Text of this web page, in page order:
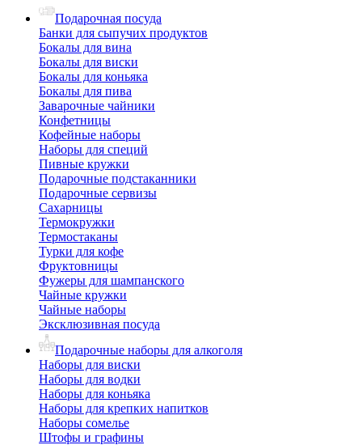
Подарочная посуда
Банки для сыпучих продуктов
Бокалы для вина
Бокалы для виски
Бокалы для коньяка
Бокалы для пива
Заварочные чайники
Конфетницы
Кофейные наборы
Наборы для специй
Пивные кружки
Подарочные подстаканники
Подарочные сервизы
Сахарницы
Термокружки
Термостаканы
Турки для кофе
Фруктовницы
Фужеры для шампанского
Чайные кружки
Чайные наборы
Эксклюзивная посуда
Подарочные наборы для алкоголя
Наборы для виски
Наборы для водки
Наборы для коньяка
Наборы для крепких напитков
Наборы сомелье
Штофы и графины